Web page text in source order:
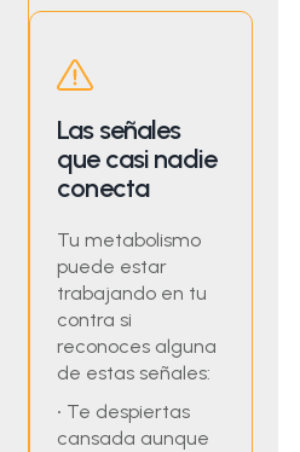
Las señales
que casi nadie
conecta
Tu metabolismo
puede estar
trabajando en tu
contra si
reconoces alguna
de estas señales:
· Te despiertas
cansada aunque